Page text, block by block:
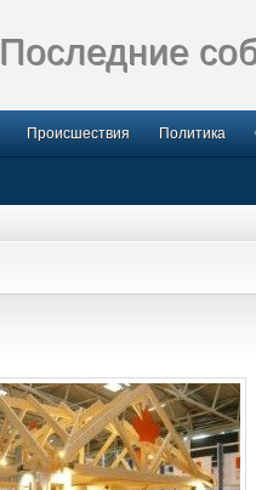
Последние
Происшествия Политика